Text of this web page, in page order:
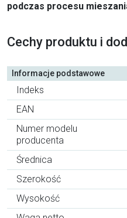
podczas procesu
Cechy produktu i
Informacje podstawowe
Indeks
EAN
Numer modelu
producenta
Średnica
Szerokość
Wysokość